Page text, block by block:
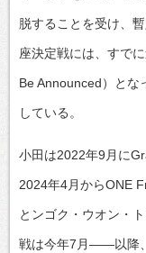
脱することを受け、
座決定戦には、すで
Be Announced）とな
している。
小田は2022年9月に
2024年4月からONE
とンゴク・ウオン・
戦は今年7月――以降